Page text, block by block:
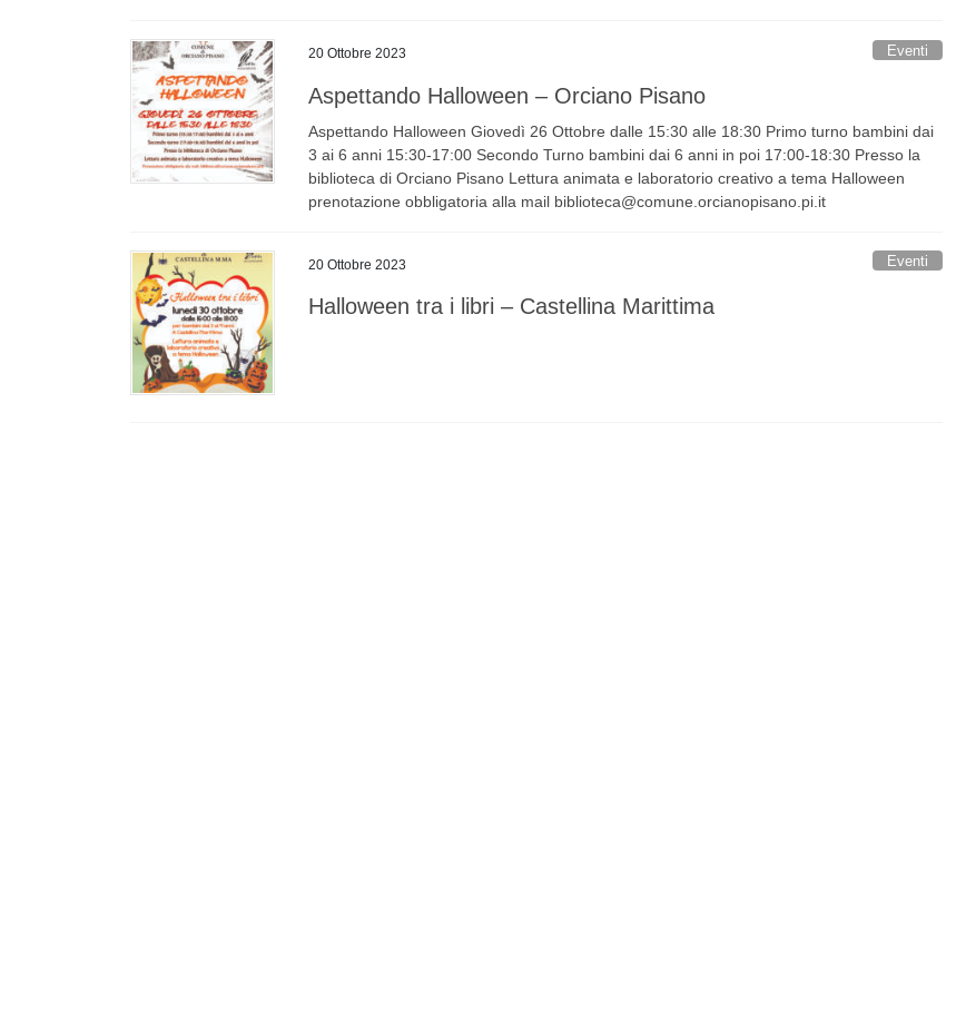
20 Ottobre 2023 Eventi
Aspettando Halloween – Orciano Pisano
Aspettando Halloween Giovedì 26 Ottobre dalle 15:30 alle 18:30 Primo turno bambini dai
3 ai 6 anni 15:30-17:00 Secondo Turno bambini dai 6 anni in poi 17:00-18:30 Presso la
biblioteca di Orciano Pisano Lettura animata e laboratorio creativo a tema Halloween
prenotazione obbligatoria alla mail biblioteca@comune.orcianopisano.pi.it
20 Ottobre 2023 Eventi
Halloween tra i libri – Castellina Marittima